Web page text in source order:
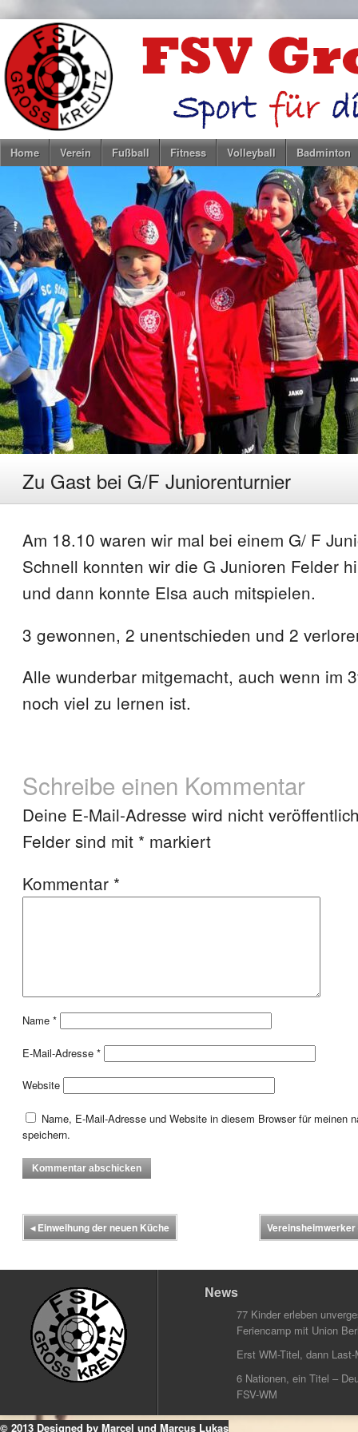
Home Verein Fußball Fitness Volleyball Badminton
Zu Gast bei G/F Juniorenturnier
Am 18.10 waren wir mal bei einem G/ F
Schnell konnten wir die G Junioren Felder
und dann konnte Elsa auch mitspielen.
3 gewonnen, 2 unentschieden und 2
Alle wunderbar mitgemacht, auch wenn im
noch viel zu lernen ist.
Schreibe einen Kommentar
Deine E-Mail-Adresse wird nicht
Felder sind mit * markiert
Kommentar *
Name *
E-Mail-Adresse *
Website
Name, E-Mail-Adresse und Website in diesem Browser für meinen
speichern.
◂Einweihung der neuen Küche
News
77 Kinder erleben
Feriencamp mit Union
Erst WM-Titel, dann
6 Nationen, ein Titel –
FSV-WM
© 2013 Designed by Marcel und Marcus Lukas